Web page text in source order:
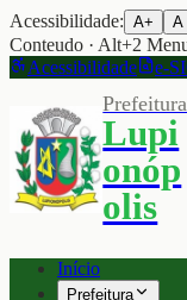
Acessibilidade: A+ A
Conteudo · Alt+2
Acessibilidade
e-
Lupi
onóp
olis
Início
Prefeitura